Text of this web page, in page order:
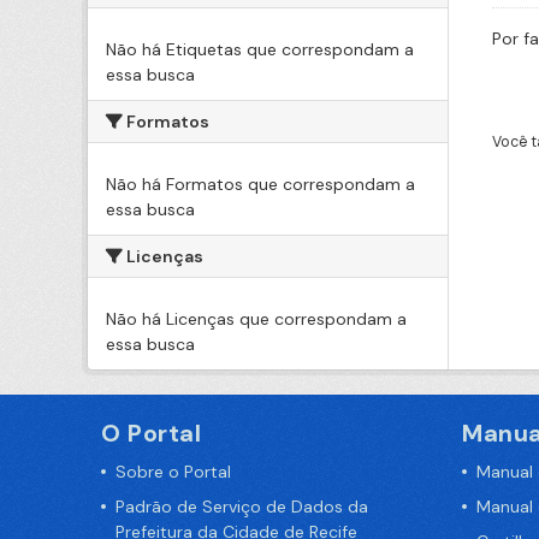
Não há Etiquetas que correspondam a
essa busca
Formatos
Não há Formatos que correspondam a
essa busca
Licenças
Não há Licenças que correspondam a
essa busca
Por
Você
O Portal
Sobre o Portal
Padrão de Serviço de Dados da
Prefeitura da Cidade de Recife